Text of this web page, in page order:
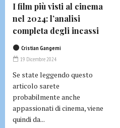
I film più visti al cinema
nel 2024: l’analisi
completa degli incassi
Cristian Gangemi
19 Dicembre 2024
Se state leggendo questo
articolo sarete
probabilmente anche
appassionati di cinema, viene
quindi da...